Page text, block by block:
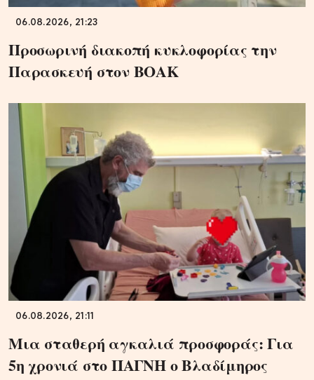
06.08.2026, 21:23
Προσωρινή διακοπή κυκλοφορίας την
Παρασκευή στον ΒΟΑΚ
06.08.2026, 21:11
Μια σταθερή αγκαλιά προσφοράς: Για
5η χρονιά στο ΠΑΓΝΗ ο Βλαδίμηρος